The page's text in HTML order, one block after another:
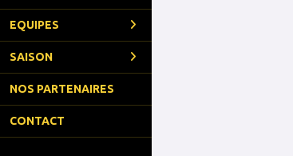
EQUIPES
SAISON
NOS PARTENAIRES
CONTACT